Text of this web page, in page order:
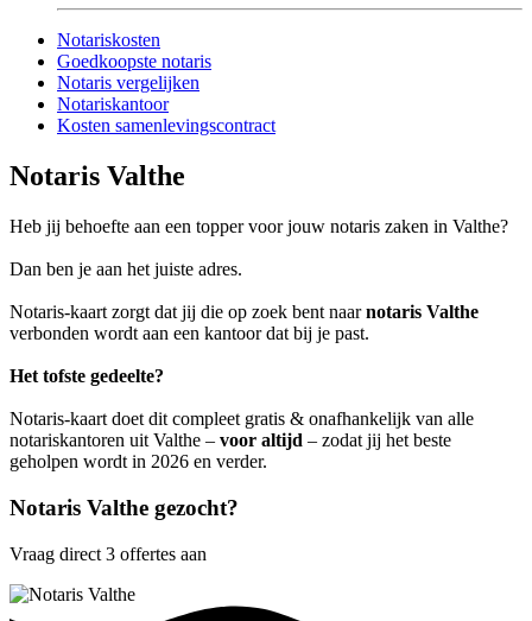
Notariskosten
Goedkoopste notaris
Notaris vergelijken
Notariskantoor
Kosten samenlevingscontract
Notaris Valthe
Heb jij behoefte aan een topper voor jouw notaris zaken in Valthe?
Dan ben je aan het juiste adres.
Notaris-kaart zorgt dat jij die op zoek bent naarnotaris Valthe
verbonden wordt aan een kantoor dat bij je past.
Het tofste gedeelte?
Notaris-kaart doet dit compleet gratis & onafhankelijk van alle
notariskantoren uit Valthe – voor altijd – zodat jij het beste
geholpen wordt in 2026 en verder.
Notaris Valthe gezocht?
Vraag direct 3 offertes aan